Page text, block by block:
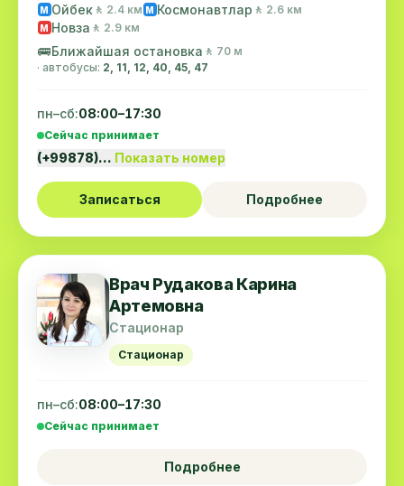
M Ойбек 🚶 2.4 км M Космонавтлар 🚶 2.6 км
M Новза 🚶 2.9 км
🚌Ближайшая остановка 🚶 70 м
· автобусы: 2, 11, 12, 40, 45, 47
пн–сб:08:00–17:30
Сейчас принимает
(+99878)… Показать номер
Записаться Подробнее
Врач Рудакова Карина
Артемовна
Стационар
Стационар
пн–сб:08:00–17:30
Сейчас принимает
Подробнее